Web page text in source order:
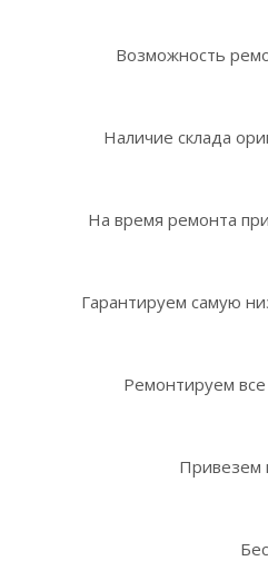
Возможность
Наличие склада
На время ремонта
Гарантируем самую
Ремонтируем
Привезем